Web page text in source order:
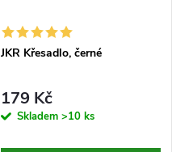
JKR Křesadlo, černé
179 Kč
Skladem >10 ks